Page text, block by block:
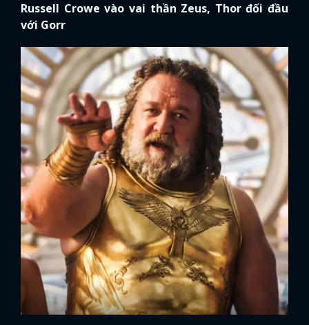
Russell Crowe vào vai thần Zeus, Thor đối đầu
với Gorr